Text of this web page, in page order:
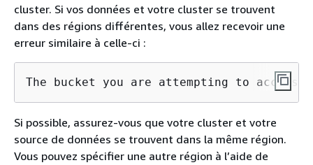
cluster. Si vos données et votre cluster se trouvent
dans des régions différentes, vous allez recevoir une
erreur similaire à celle-ci :
The bucket you are attempting to access
Si possible, assurez-vous que votre cluster et votre
source de données se trouvent dans la même région.
Vous pouvez spécifier une autre région à l’aide de